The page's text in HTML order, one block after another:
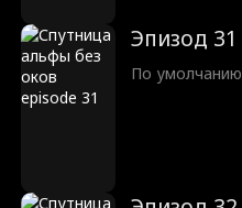
Эпизод 31
По умолчанию